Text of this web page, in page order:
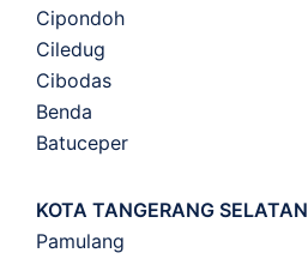
Cipondoh
Ciledug
Cibodas
Benda
Batuceper
KOTA TANGERANG SELATAN
Pamulang